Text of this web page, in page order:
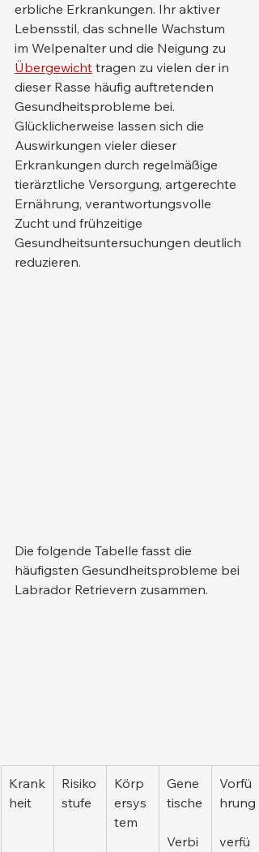
erbliche Erkrankungen. Ihr aktiver
Lebensstil, das schnelle Wachstum
im Welpenalter und die Neigung zu
Übergewicht tragen zu vielen der in
dieser Rasse häufig auftretenden
Gesundheitsprobleme bei.
Glücklicherweise lassen sich die
Auswirkungen vieler dieser
Erkrankungen durch regelmäßige
tierärztliche Versorgung, artgerechte
Ernährung, verantwortungsvolle
Zucht und frühzeitige
Gesundheitsuntersuchungen deutlich
reduzieren.
Die folgende Tabelle fasst die
häufigsten Gesundheitsprobleme bei
Labrador Retrievern zusammen.
Krank
heit
Risiko
stufe
Körp
ersys
tem
Gene
tische
Verbi
Vorfü
hrung
verfü